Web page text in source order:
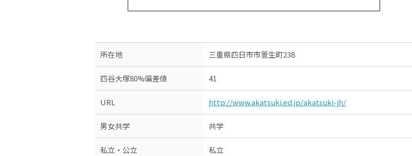
所在地 三重県四日市市萱生町238
四谷大塚80%偏差値 41
URL http://www.akatsuki.ed.jp/akatsuki-jh/
男女共学 共学
私立・公立 私立